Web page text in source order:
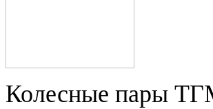
Колесные пары